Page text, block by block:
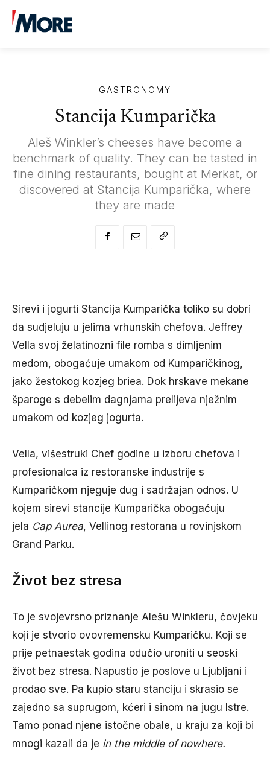
GASTRONOMY
Stancija Kumparička
Aleš Winkler’s cheeses have become a
benchmark of quality. They can be tasted in
fine dining restaurants, bought at Merkat, or
discovered at Stancija Kumparička, where
they are made
Sirevi i jogurti Stancija Kumparička toliko su dobri
da sudjeluju u jelima vrhunskih chefova. Jeffrey
Vella svoj želatinozni file romba s dimljenim
medom, obogaćuje umakom od Kumparičkinog,
jako žestokog kozjeg briea. Dok hrskave mekane
šparoge s debelim dagnjama prelijeva nježnim
umakom od kozjeg jogurta.
Vella, višestruki Chef godine u izboru chefova i
profesionalca iz restoranske industrije s
Kumparičkom njeguje dug i sadržajan odnos. U
kojem sirevi stancije Kumparička obogaćuju
jela Cap Aurea, Vellinog restorana u rovinjskom
Grand Parku.
Život bez stresa
To je svojevrsno priznanje Alešu Winkleru, čovjeku
koji je stvorio ovovremensku Kumparičku. Koji se
prije petnaestak godina odučio uroniti u seoski
život bez stresa. Napustio je poslove u Ljubljani i
prodao sve. Pa kupio staru stanciju i skrasio se
zajedno sa suprugom, kćeri i sinom na jugu Istre.
Tamo ponad njene istočne obale, u kraju za koji bi
mnogi kazali da je in the middle of nowhere.